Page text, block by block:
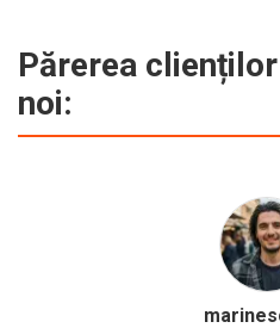
Părerea
noi: